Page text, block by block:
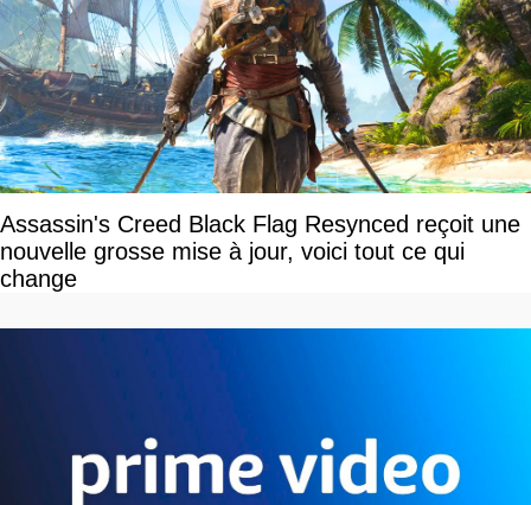
Assassin's Creed Black Flag Resynced reçoit une
nouvelle grosse mise à jour, voici tout ce qui
change